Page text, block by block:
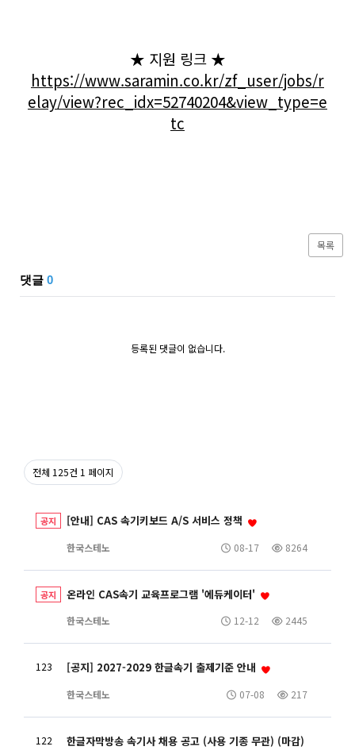
★ 지원 링크 ★
https://www.saramin.co.kr/zf_user/jobs/r
elay/view?rec_idx=52740204&view_type=e
tc
목록
댓글 0
등록된 댓글이 없습니다.
전체 125건 1 페이지
공지 [안내] CAS 속기키보드 A/S 서비스 정책
한국스테노 8264
08-17
공지 온라인 CAS속기 교육프로그램 '에듀케이터'
한국스테노 2445
12-12
123 [공지] 2027-2029 한글속기 출제기준 안내
한국스테노 217
07-08
122 한글자막방송 속기사 채용 공고 (사용 기종 무관) (마감)